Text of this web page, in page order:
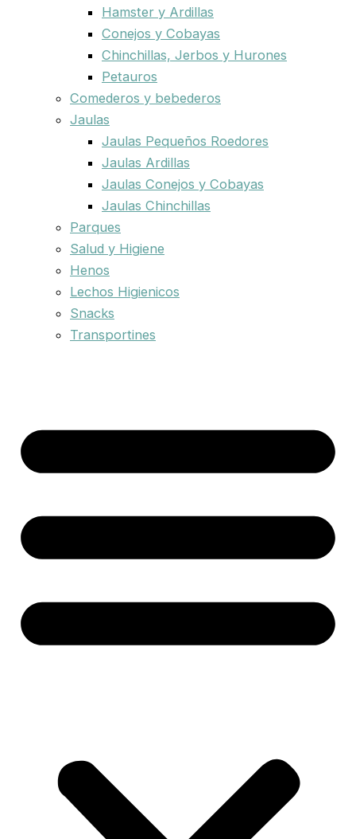
Hamster y Ardillas
Conejos y Cobayas
Chinchillas, Jerbos y Hurones
Petauros
Comederos y bebederos
Jaulas
Jaulas Pequeños Roedores
Jaulas Ardillas
Jaulas Conejos y Cobayas
Jaulas Chinchillas
Parques
Salud y Higiene
Henos
Lechos Higienicos
Snacks
Transportines